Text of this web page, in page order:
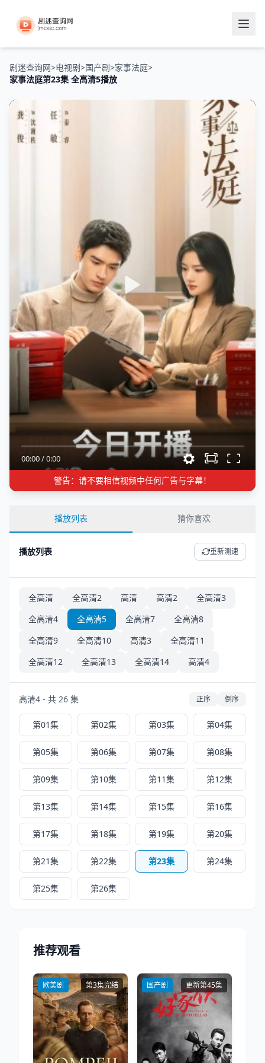
剧迷查询网>电视剧>国产剧>家事法庭>
家事法庭第23集 全高清5播放
00:00/0:00
警告：请不要相信视频中任何广告与字幕！
播放列表 猜你喜欢
播放列表 重新测速
全高清 全高清2 高清 高清2
全高清3
全高清4
全高清5 全高清7
全高清8
全高清9
全高清10 高清3
全高清11
全高清12
全高清13 全高清14 高清4
高清4 - 共 26 集 正序 倒序
第01集 第02集 第03集 第04集
第05集 第06集 第07集 第08集
第09集 第10集 第11集 第12集
第13集 第14集 第15集 第16集
第17集 第18集 第19集 第20集
第21集 第22集 第23集 第24集
第25集 第26集
推荐观看
欧美剧 第3集完结 国产剧 更新第45集